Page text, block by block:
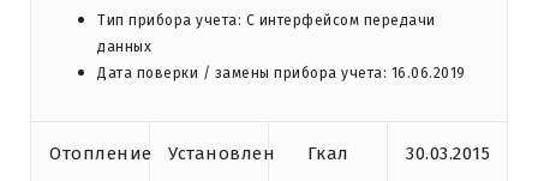
Тип прибора учета: С интерфейсом передачи
данных
Дата поверки / замены прибора учета: 16.06.2019
Отопление Установлен Гкал 30.03.2015